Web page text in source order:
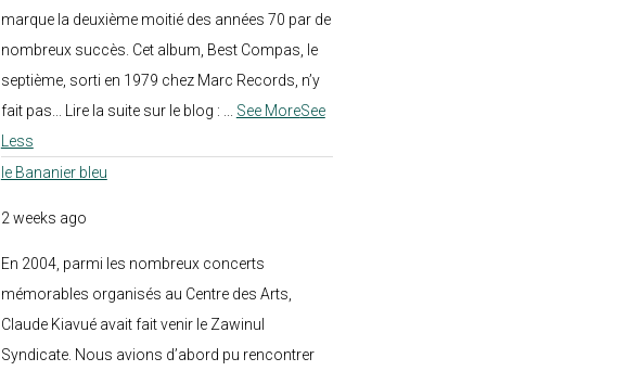
marque la deuxième moitié des années 70 par de
nombreux succès. Cet album, Best Compas, le
septième, sorti en 1979 chez Marc Records, n’y
fait pas... Lire la suite sur le blog :
See MoreSee
Less
le Bananier bleu
2 weeks ago
En 2004, parmi les nombreux concerts
mémorables organisés au Centre des Arts,
Claude Kiavué avait fait venir le Zawinul
Syndicate. Nous avions d’abord pu rencontrer